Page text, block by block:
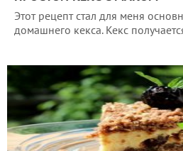
Этот рецепт стал для меня
домашнего кекса. Кекс